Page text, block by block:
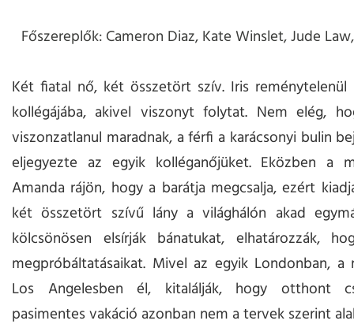
Főszereplők: Cameron Diaz, Kate Winslet, Jude
Két fiatal nő, két összetört szív. Iris reménytelenül
kollégájába, akivel viszonyt folytat. Nem elég,
viszonzatlanul maradnak, a férfi a karácsonyi bulin
eljegyezte az egyik kolléganőjüket. Eközben a
Amanda rájön, hogy a barátja megcsalja, ezért
két összetört szívű lány a világhálón akad
kölcsönösen elsírják bánatukat, elhatározzák,
megpróbáltatásaikat. Mivel az egyik Londonban, a
Los Angelesben él, kitalálják, hogy otthont
pasimentes vakáció azonban nem a tervek szerint